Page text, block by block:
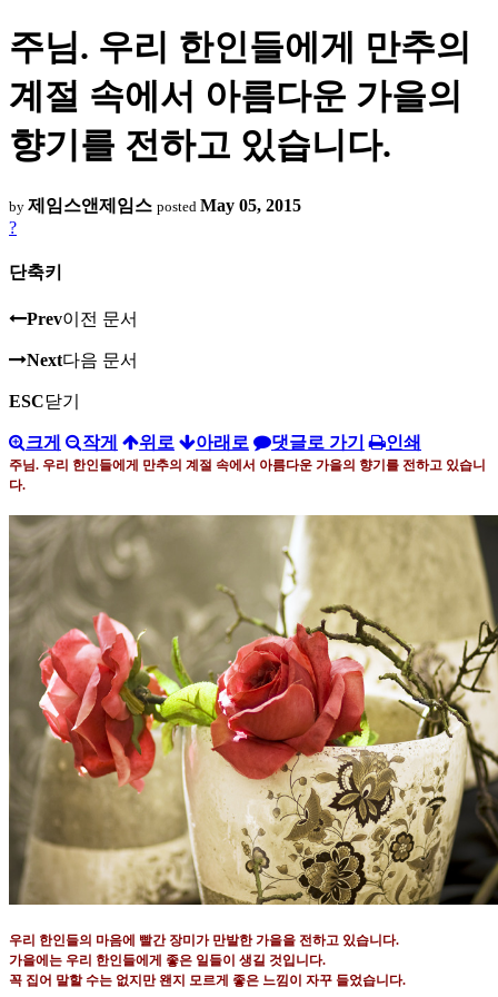
주님. 우리 한인들에게 만추의
계절 속에서 아름다운 가을의
향기를 전하고 있습니다.
by 제임스앤제임스 posted May 05, 2015
?
단축키
Prev이전 문서
Next다음 문서
ESC닫기
크게 작게 위로 아래로 댓글로 가기 인쇄
주님. 우리 한인들에게 만추의 계절 속에서 아름다운 가을의 향기를 전하고 있습니
다.
우리 한인들의 마음에 빨간 장미가 만발한 가을을 전하고 있습니다.
가을에는 우리 한인들에게 좋은 일들이 생길 것입니다.
꼭 집어 말할 수는 없지만 왠지 모르게 좋은 느낌이 자꾸 들었습니다.